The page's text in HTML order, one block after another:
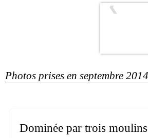
❮
Photos prises en septembre 2014
Dominée par trois